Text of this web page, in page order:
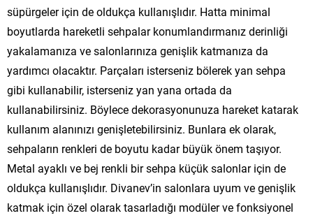
süpürgeler için de oldukça kullanışlıdır. Hatta minimal
boyutlarda hareketli sehpalar konumlandırmanız derinliği
yakalamanıza ve salonlarınıza genişlik katmanıza da
yardımcı olacaktır. Parçaları isterseniz bölerek yan sehpa
gibi kullanabilir, isterseniz yan yana ortada da
kullanabilirsiniz. Böylece dekorasyonunuza hareket katarak
kullanım alanınızı genişletebilirsiniz. Bunlara ek olarak,
sehpaların renkleri de boyutu kadar büyük önem taşıyor.
Metal ayaklı ve bej renkli bir sehpa küçük salonlar için de
oldukça kullanışlıdır. Divanev’in salonlara uyum ve genişlik
katmak için özel olarak tasarladığı modüler ve fonksiyonel